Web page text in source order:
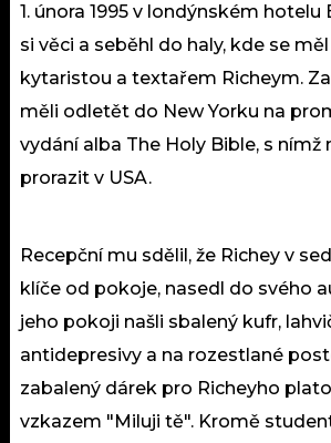
1. února 1995 v londýnském hotelu
si věci a seběhl do haly, kde se
kytaristou a textařem Richeym.
měli odletět do New Yorku na
vydání alba The Holy Bible, s nímž
prorazit v USA.
Recepční mu sdělil, že Richey v
klíče od pokoje, nasedl do svého
jeho pokoji našli sbalený kufr,
antidepresivy a na rozestlané
zabalený dárek pro Richeyho
vzkazem "Miluji tě". Kromě